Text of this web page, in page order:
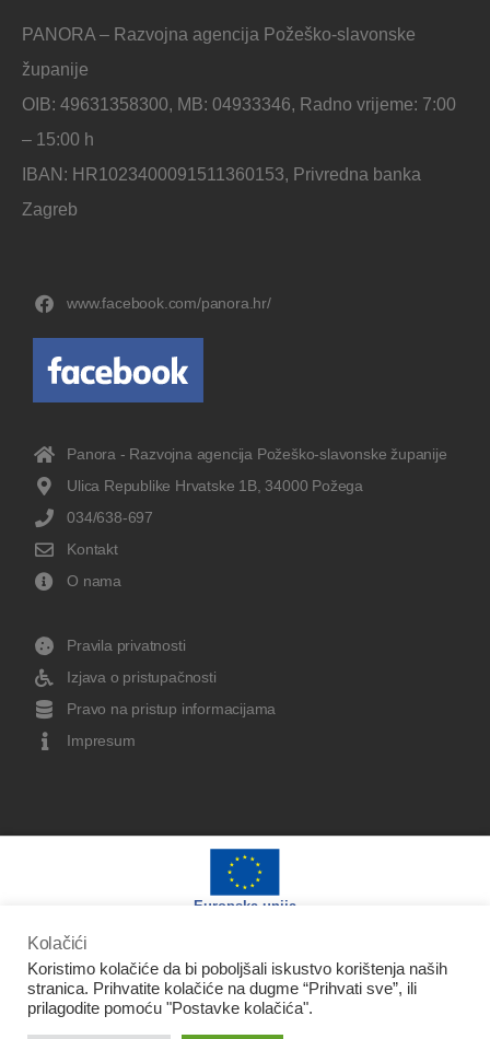
PANORA – Razvojna agencija Požeško-slavonske
županije
OIB: 49631358300, MB: 04933346, Radno vrijeme: 7:00
– 15:00 h
IBAN: HR1023400091511360153, Privredna banka
Zagreb
www.facebook.com/panora.hr/
Panora - Razvojna agencija Požeško-slavonske županije
Ulica Republike Hrvatske 1B, 34000 Požega
034/638-697
Kontakt
O nama
Pravila privatnosti
Izjava o pristupačnosti
Pravo na pristup informacijama
Impresum
Europska unija
Kolačići
Koristimo kolačiće da bi poboljšali iskustvo korištenja naših
stranica. Prihvatite kolačiće na dugme “Prihvati sve”, ili
prilagodite pomoću "Postavke kolačića".